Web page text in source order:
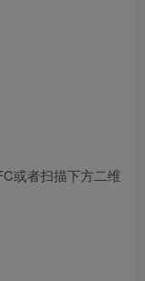
或者扫描下方二维